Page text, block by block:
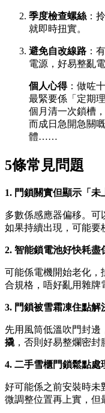
季度檢查螺絲 ：
就即時扭實。
避免自改線路 ：
電源，好易整亂電
個人心得：做咗
最緊要係「定期
個月清一次鎖槽
而成日急開急關
體……
5條常見問題
1. 門鎖關實但顯示「未
多數係感應器偏移。可
如果持續出現，可能要
2. 智能鎖電池好快耗盡
可能係電機開始老化，
合規格，唔好亂用雜牌
3. 門鎖被雪霜凍住點解
先用風筒低溫吹門封邊
撬 ，否則好易整爛密封
4. 二手雪櫃門鎖鬆點處
好可能係之前安裝時未
微調整位置再上實，但